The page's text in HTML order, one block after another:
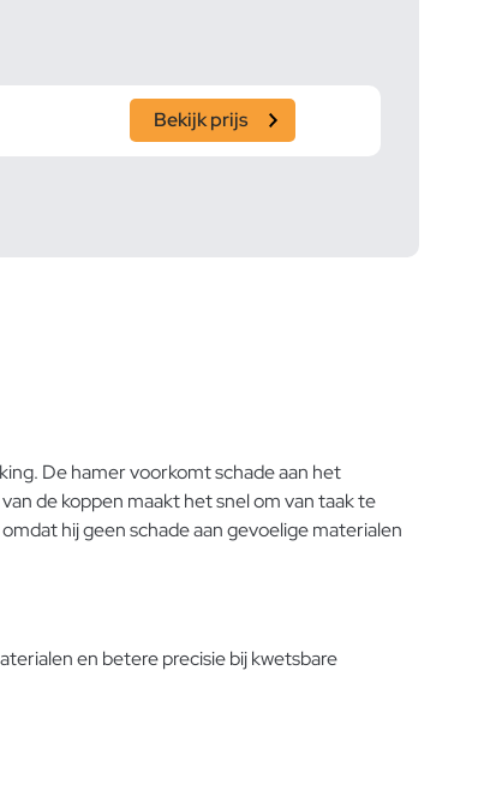
Bekijk prijs
De hamer voorkomt schade aan het
de koppen maakt het snel om van taak te
hij geen schade aan gevoelige materialen
en betere precisie bij kwetsbare